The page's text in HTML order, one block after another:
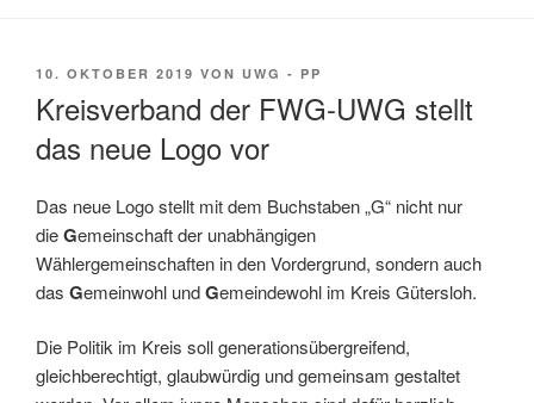
VERÖFFENTLICHT
10. OKTOBER 2019 VON UWG - PP
Kreisverband der FWG-UWG stellt
das neue Logo vor
Das neue Logo stellt mit dem Buchstaben „G“ nicht nur
dieGemeinschaft der unabhängigen
Wählergemeinschaften in den Vordergrund, sondern auch
das Gemeinwohl undGemeindewohl im Kreis Gütersloh.
Die Politik im Kreis soll generationsübergreifend,
gleichberechtigt, glaubwürdig und gemeinsam gestaltet